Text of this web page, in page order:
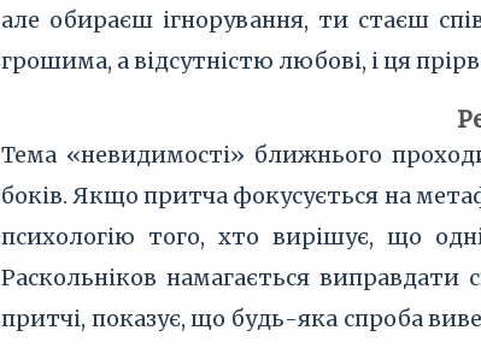
але обираєш ігнорування, ти стаєш
грошима, а відсутністю любові, і ця
Тема «невидимості» ближнього
боків. Якщо притча фокусується на
психологію того, хто вирішує, що
Раскольніков намагається
притчі, показує, що будь-яка спроба